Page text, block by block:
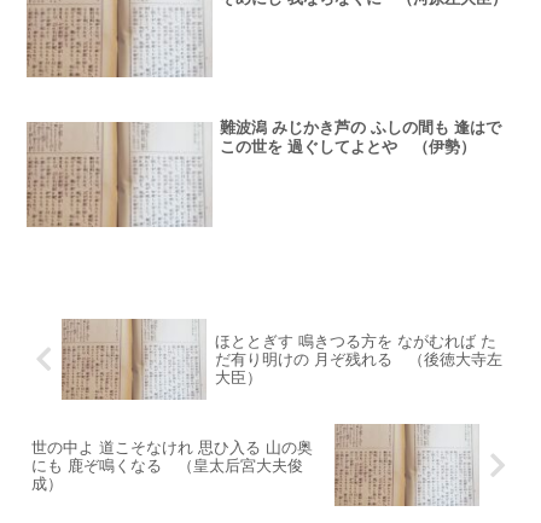
難波潟 みじかき芦の ふしの間も 逢はで
この世を 過ぐしてよとや （伊勢）
ほととぎす 鳴きつる方を ながむれば た
だ有り明けの 月ぞ残れる （後徳大寺左
大臣）
世の中よ 道こそなけれ 思ひ入る 山の奥
にも 鹿ぞ鳴くなる （皇太后宮大夫俊
成）